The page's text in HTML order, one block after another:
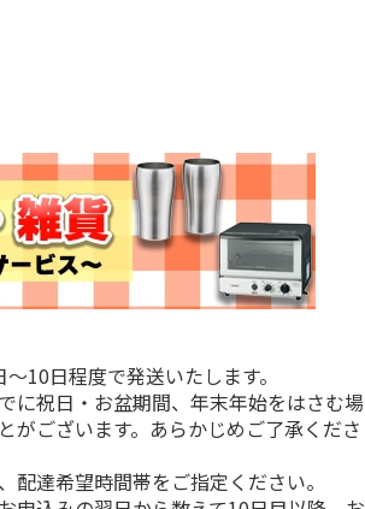
10日程度で発送いたします。
に祝日・お盆期間、年末年始をはさむ場
がございます。あらかじめご了承くださ
達希望時間帯をご指定ください。